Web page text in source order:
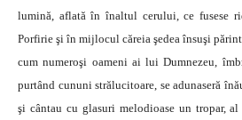
lumină, aflată în înaltul cerului, ce fusese
Porfirie şi în mijlocul căreia şedea însuşi
cum numeroşi oameni ai lui Dumnezeu,
purtând cununi strălucitoare, se adunaseră
şi cântau cu glasuri melodioase un tropar,